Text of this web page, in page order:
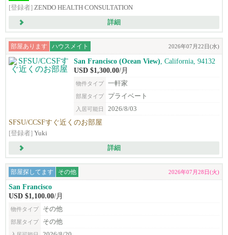
[登録者] ZENDO HEALTH CONSULTATION
詳細
部屋あります ハウスメイト 2026年07月22日(水)
San Francisco (Ocean View) , California, 94132
USD $1,300.00/月
物件タイプ 一軒家
部屋タイプ プライベート
入居可能日 2026/8/03
SFSU/CCSFすぐ近くのお部屋
[登録者] Yuki
詳細
部屋探してます その他 2026年07月28日(火)
San Francisco
USD $1,100.00/月
物件タイプ その他
部屋タイプ その他